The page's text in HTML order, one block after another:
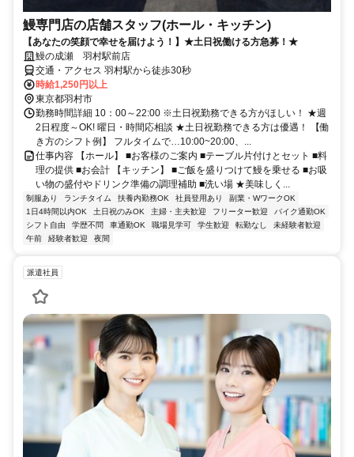
鰻専門店の店舗スタッフ(ホール・キッチン)
【あなたの笑顔で幸せを届けよう！】★土日祝働ける方急募！★
鰻の成瀬 羽村駅前店
交通・アクセス 羽村駅から徒歩30秒
時給1,250円以上
東京都羽村市
勤務時間詳細 10：00～22:00 ※土日祝勤務できる方がほしい！ ★週
2日程度～OK! 曜日・時間応相談 ★土日祝勤務できる方は優遇！ 【働
き方のシフト例】 フルタイムで…10:00~20:00、...
仕事内容 【ホール】 ■お客様のご案内 ■テーブル片付けとセット ■料
理の提供 ■お会計 【キッチン】 ■ご飯を盛りつけて鰻を乗せる ■お吸
い物の盛付やドリンク準備の調理補助 ■洗い場 ★美味しく...
制服あり ランチタイム 扶養内勤務OK 社員登用あり
副業・WワークOK
1日4時間以内OK
土日祝のみOK 主婦・主夫歓迎 フリーター歓迎
バイク通勤OK
シフト自由
学歴不問 車通勤OK 職場見学可 学生歓迎 転勤なし
未経験者歓迎
午前
経験者歓迎 夜間
派遣社員